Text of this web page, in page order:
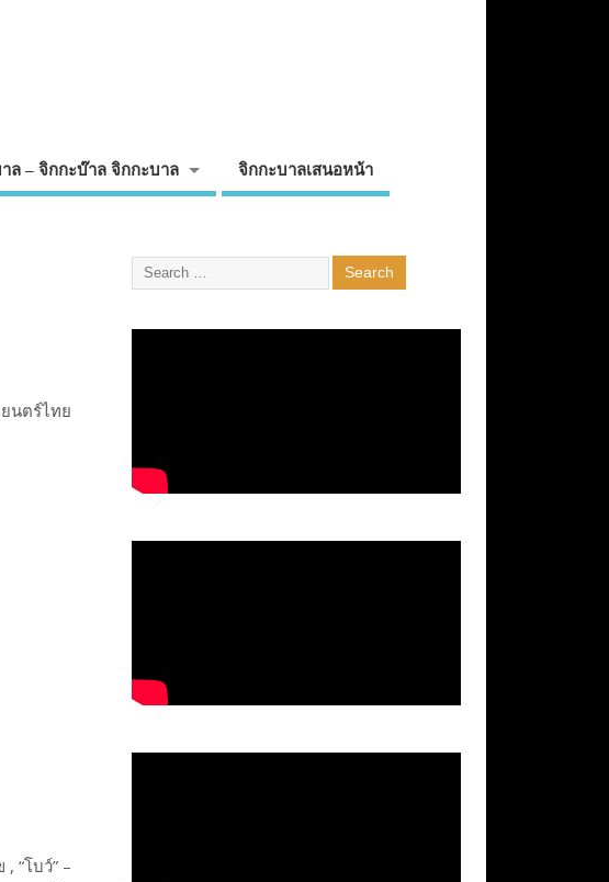
ล – จิกกะบ๊าล จิกกะบาล จิกกะบาลเสนอหน้า
นตร์ไทย
“โบว์” –